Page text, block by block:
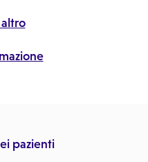
punti sutura chirurgica
pazienti